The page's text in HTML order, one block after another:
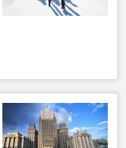
Первый вице-президент Азербайджана Мехрибан Алиева